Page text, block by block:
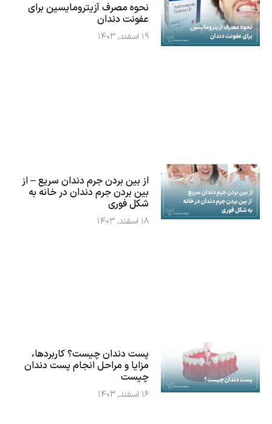
نحوه مصرف آزیترومایسین برای
عفونت دندان
۱۹ اسفند, ۱۴۰۳
از بین بردن جرم دندان سریع – از
بین بردن جرم دندان در خانه به
شکل فوری
۱۸ اسفند, ۱۴۰۳
پست دندان چیست؟ کاربردها،
مزایا و مراحل انجام پست دندان
چیست
۱۶ اسفند, ۱۴۰۳